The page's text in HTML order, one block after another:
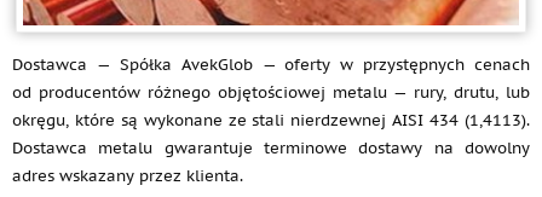
Dostawca — Spółka AvekGlob — oferty w przystępnych cenach
od producentów różnego objętościowej metalu — rury, drutu, lub
okręgu, które są wykonane ze stali nierdzewnej AISI 434 (1,4113).
Dostawca metalu gwarantuje terminowe dostawy na dowolny
adres wskazany przez klienta.